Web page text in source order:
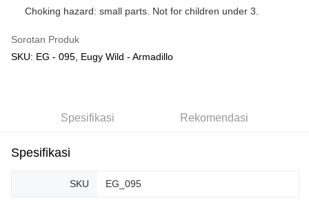
Choking hazard: small parts. Not for children under 3.
Sorotan Produk
SKU: EG - 095, Eugy Wild - Armadillo
Spesifikasi Rekomendasi
Spesifikasi
SKU EG_095